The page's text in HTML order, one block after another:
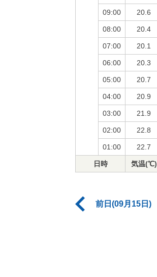
09:00 20.6
08:00 20.4
07:00 20.1
06:00 20.3
05:00 20.7
04:00 20.9
03:00 21.9
02:00 22.8
01:00 22.7
日時 気温(℃)
前日(09月15日)